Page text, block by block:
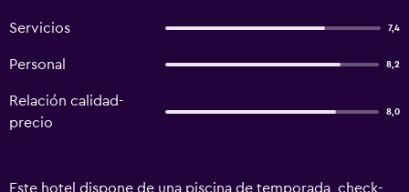
Servicios 7,4
Personal 8,2
Relación calidad-
precio
8,0
Este hotel dispone de una piscina de temporada, check-